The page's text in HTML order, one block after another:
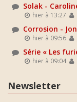
Solak -
hier à 13:27
Corrosion -
hier à 09:56
Série « Les
hier à 09:04
Newsletter